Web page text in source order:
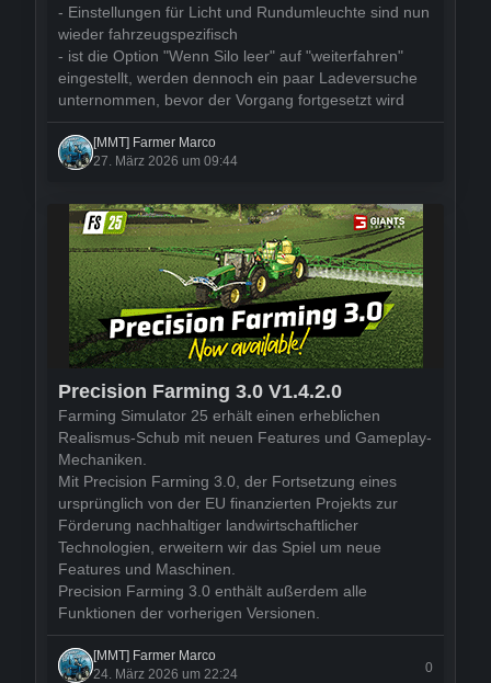
- Einstellungen für Licht und Rundumleuchte sind nun
wieder fahrzeugspezifisch
- ist die Option "Wenn Silo leer" auf "weiterfahren"
eingestellt, werden dennoch ein paar Ladeversuche
unternommen, bevor der Vorgang fortgesetzt wird
[MMT] Farmer Marco
27. März 2026 um 09:44
Precision Farming 3.0 V1.4.2.0
Farming Simulator 25 erhält einen erheblichen
Realismus-Schub mit neuen Features und Gameplay-
Mechaniken.
Mit Precision Farming 3.0, der Fortsetzung eines
ursprünglich von der EU finanzierten Projekts zur
Förderung nachhaltiger landwirtschaftlicher
Technologien, erweitern wir das Spiel um neue
Features und Maschinen.
Precision Farming 3.0 enthält außerdem alle
Funktionen der vorherigen Versionen.
[MMT] Farmer Marco
24. März 2026 um 22:24
0